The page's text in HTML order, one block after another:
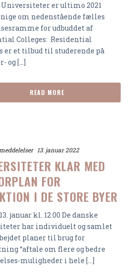
Universiteter er ultimo 2021
om nedenstående fælles
for udbuddet af
Colleges: Residential
er et tilbud til studerende på
og [...]
READ MORE
13. januar 2022
KLAR MED
FOR
I DE STORE BYER
januar kl. 12.00 De danske
har individuelt og samlet
planer til brug for
“aftale om flere og bedre
muligheder i hele [...]